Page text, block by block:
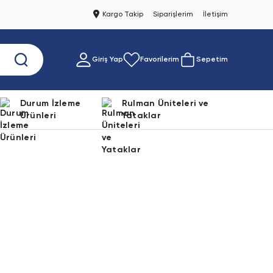
Kargo Takip Siparişlerim İletişim
Giriş Yap Favorilerim Sepetim
Durum İzleme
Ürünleri
Rulman Üniteleri ve
Yataklar